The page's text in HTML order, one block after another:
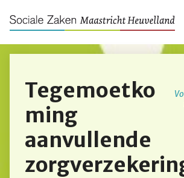
Tegemoetko
ming
aanvullende